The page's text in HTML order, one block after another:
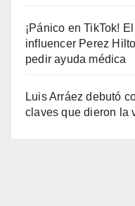
¡Pánico en TikTok!
influencer Perez
pedir ayuda médica
Luis Arráez debutó
claves que dieron la